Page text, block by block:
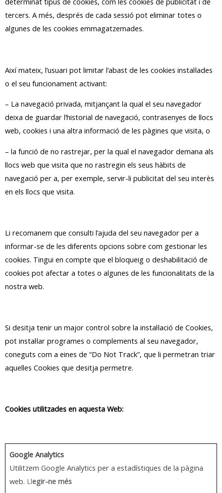
tercers. A més, després de cada sessió pot eliminar totes o
algunes de les cookies emmagatzemades.
Així mateix, l’usuari pot limitar l’abast de les cookies instal·lades
o el seu funcionament activant:
– La navegació privada, mitjançant la qual el seu navegador
deixa de guardar l’historial de navegació, contrasenyes de llocs
web, cookies i una altra informació de les pàgines que visita, o
– la funció de no rastrejar, per la qual el navegador demana als
llocs web que visita que no rastregin els seus hàbits de
navegació per a, per exemple, servir-li publicitat del seu interès
en els llocs que visita.
Li recomanem que consulti l’ajuda del seu navegador per a
informar-se de les diferents opcions sobre com gestionar les
cookies. Tingui en compte que el bloqueig o deshabilitació de
cookies pot afectar a totes o algunes de les funcionalitats de la
nostra web.
Si desitja tenir un major control sobre la instal·lació de Cookies,
pot instal·lar programes o complements al seu navegador,
coneguts com a eines de “Do Not Track”, que li permetran triar
aquelles Cookies que desitja permetre.
Cookies utilitzades en aquesta Web:
Google Analytics
Utilitzem Google Analytics per a estadístiques de la pàgina
web. Llegir-ne més